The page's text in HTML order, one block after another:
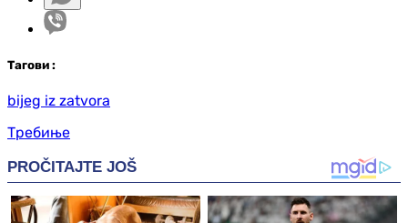
Тагови :
bijeg iz zatvora
Требиње